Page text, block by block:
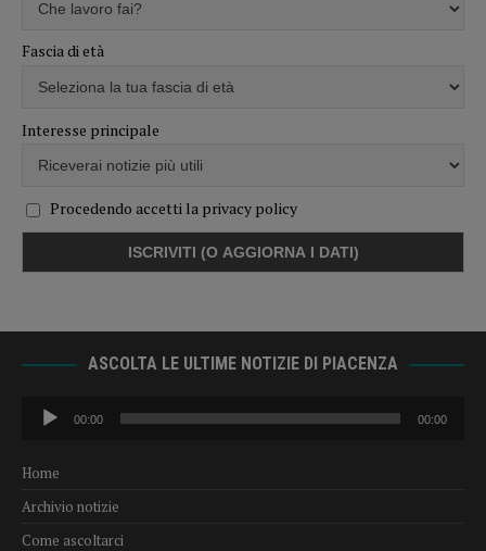
Fascia di età
Interesse principale
Procedendo accetti la privacy policy
ASCOLTA LE ULTIME NOTIZIE DI PIACENZA
Audio
Player
00:00 00:00
Home
Archivio notizie
Come ascoltarci